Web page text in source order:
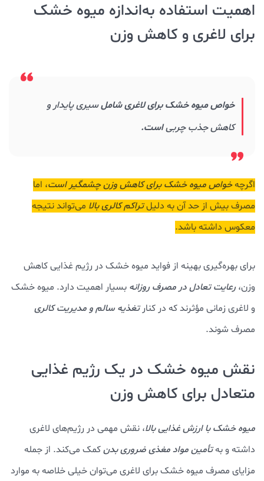
اهمیت استفاده به‌اندازه میوه خشک
برای لاغری و کاهش وزن
خواص میوه خشک برای لاغری شاملسیری پایدار و
کاهش جذب چربیاست.
اگرچهخواص میوه خشک برای کاهش وزن چشمگیر است، اما
مصرف بیش از حد آن به دلیلتراکم کالری بالا می‌تواند نتیجه
معکوس داشته باشد.
برای بهره‌گیری بهینه از فواید میوه خشک در رژیم غذایی کاهش
وزن،رعایت تعادل در مصرف روزانه بسیار اهمیت دارد. میوه خشک
و لاغری زمانی مؤثرند که در کنارتغذیه سالم و مدیریت کالری
مصرف شوند.
نقش میوه خشک در یک رژیم غذایی
متعادل برای کاهش وزن
میوه خشک با ارزش غذایی بالا، نقش مهمی در رژیم‌های لاغری
داشته و بهتأمین مواد مغذی ضروری بدنکمک می‌کند. از جمله
مزایای مصرف میوه خشک برای لاغری می‌توان خیلی خلاصه به موارد